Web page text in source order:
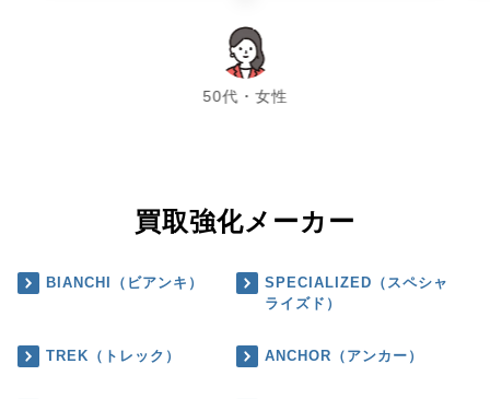
50代・女性
chevron_left chevron_right
買取強化メーカー
BIANCHI（ビアンキ）
SPECIALIZED（スペシャ
ライズド）
TREK（トレック） ANCHOR（アンカー）